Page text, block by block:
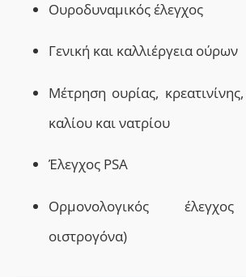
Ουροδυναμικός έλεγχος
Γενική και καλλιέργεια ούρων
Μέτρηση ουρίας,
καλίου και νατρίου
Έλεγχος PSA
Ορμονολογικός
οιστρογόνα)